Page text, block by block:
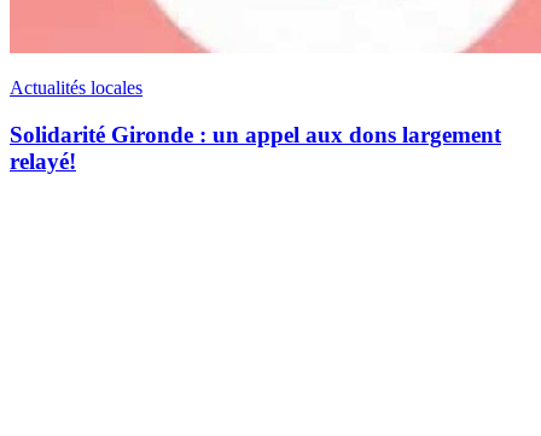
Actualités locales
Solidarité Gironde : un appel aux dons largement
relayé!